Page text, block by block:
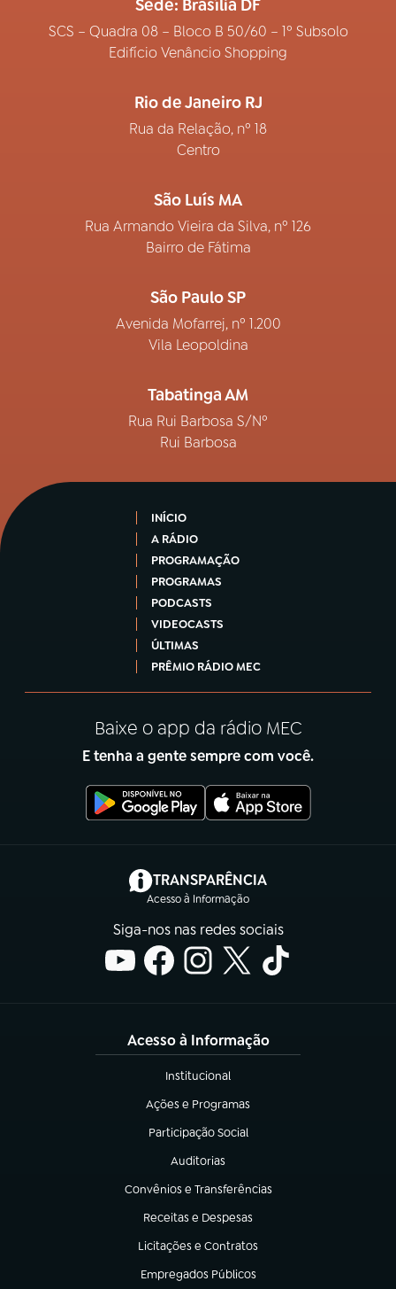
Sede: Brasília DF
SCS – Quadra 08 – Bloco B 50/60 – 1º Subsolo
Edifício Venâncio Shopping
Rio de Janeiro RJ
Rua da Relação, nº 18
Centro
São Luís MA
Rua Armando Vieira da Silva, nº 126
Bairro de Fátima
São Paulo SP
Avenida Mofarrej, nº 1.200
Vila Leopoldina
Tabatinga AM
Rua Rui Barbosa S/Nº
Rui Barbosa
INÍCIO
A RÁDIO
PROGRAMAÇÃO
PROGRAMAS
PODCASTS
VIDEOCASTS
ÚLTIMAS
PRÊMIO RÁDIO MEC
Baixe o app da rádio MEC
E tenha a gente sempre com você.
TRANSPARÊNCIA
Acesso à Informação
(abre em nova aba)
Siga-nos nas redes sociais
Acesso à Informação
Institucional
(abre em nova aba)
Ações e Programas
(abre em nova aba)
Participação Social
(abre em nova aba)
Auditorias
(abre em nova aba)
Convênios e Transferências
(abre em nova aba)
Receitas e Despesas
(abre em nova aba)
Licitações e Contratos
(abre em nova aba)
Empregados Públicos
(abre em nova aba)